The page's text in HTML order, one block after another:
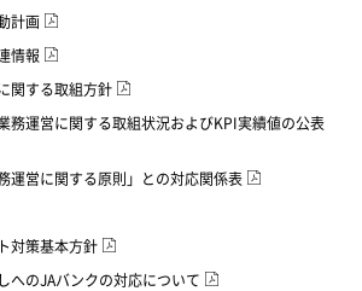
計画
情報
関する取組方針
務運営に関する取組状況およびKPI実績値の公表
運営に関する原則」との対応関係表
対策基本方針
へのJAバンクの対応について